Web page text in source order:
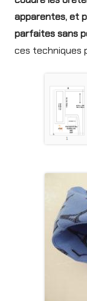
apparentes, et
parfaites sans
ces techniques